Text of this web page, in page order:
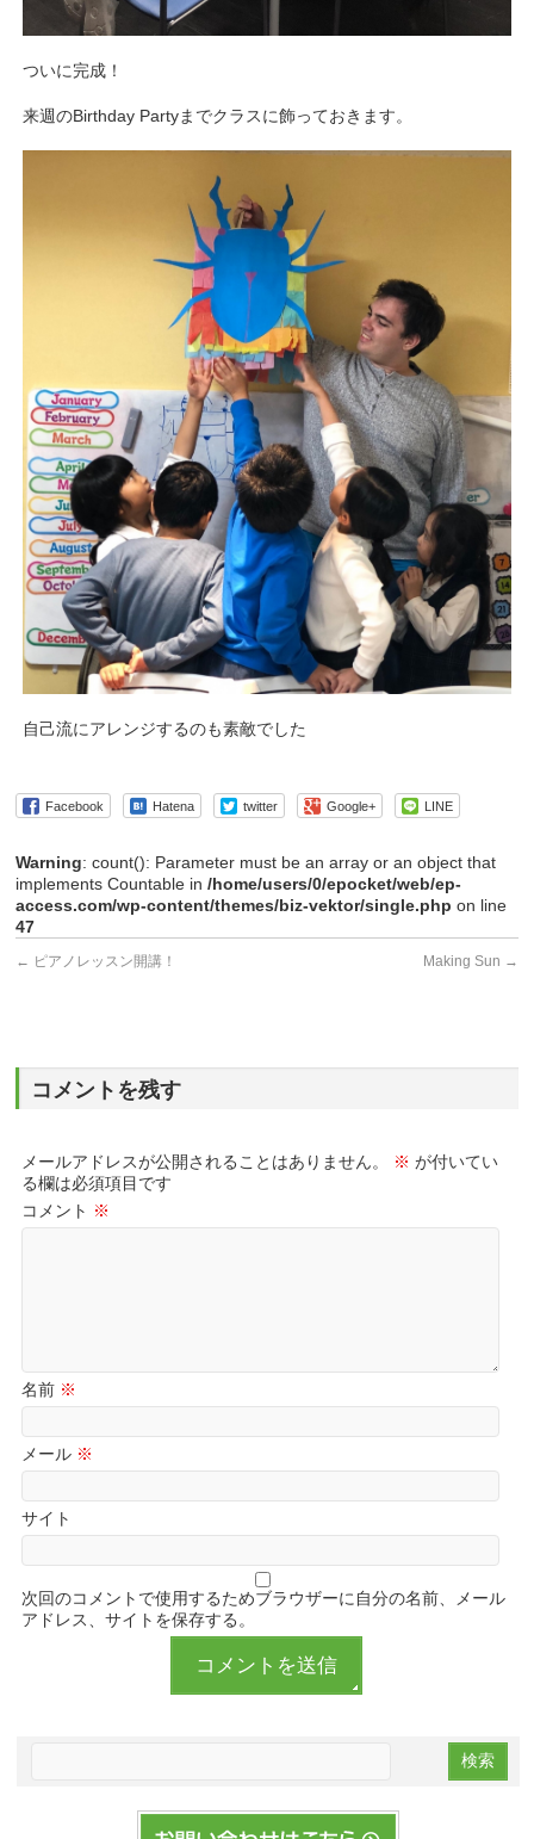
ついに完成！
来週のBirthday Partyまでクラスに飾っておきます。
自己流にアレンジするのも素敵でした
Facebook Hatena twitter Google+ LINE
Warning: count(): Parameter must be an array or an object that
implements Countable in/home/users/0/epocket/web/ep-
access.com/wp-content/themes/biz-vektor/single.php on line
47
← ピアノレッスン開講！ Making Sun →
コメントを残す
メールアドレスが公開されることはありません。 ※ が付いてい
る欄は必須項目です
コメント ※
名前 ※
メール ※
サイト
次回のコメントで使用するためブラウザーに自分の名前、メール
アドレス、サイトを保存する。